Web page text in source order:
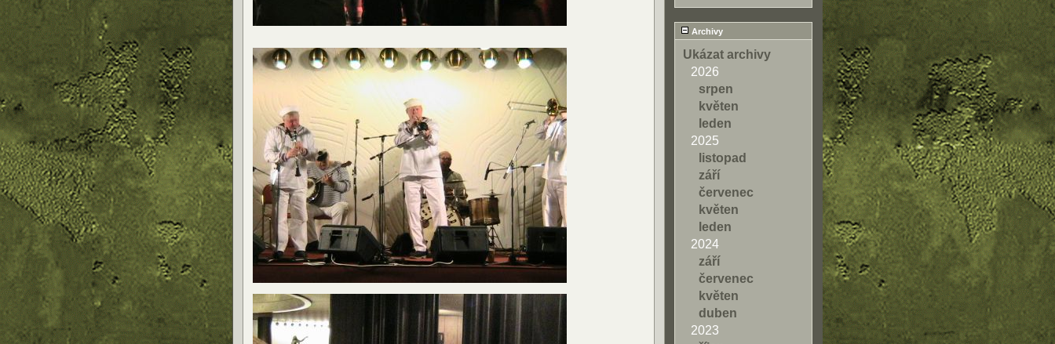
Archivy
Ukázat archivy
2026
srpen
květen
leden
2025
listopad
září
červenec
květen
leden
2024
září
červenec
květen
duben
2023